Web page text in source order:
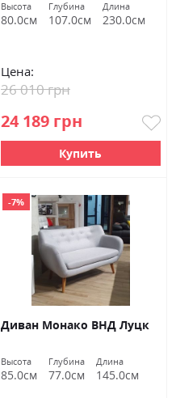
Высота
80.0см
Глубина
107.0см
Длина
230.0см
Цена:
24 189 грн
26 010 грн
Купить
-7%
Диван Монако ВНД Луцк
Высота
85.0см
Глубина
77.0см
Длина
145.0см